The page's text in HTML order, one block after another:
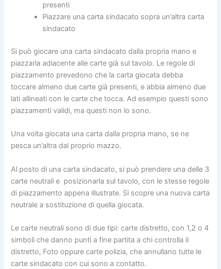
presenti
Piazzare una carta sindacato sopra un’altra carta
sindacato
Si può giocare una carta sindacato dalla propria mano e
piazzarla adiacente alle carte già sul tavolo. Le regole di
piazzamento prevedono che la carta giocata debba
toccare almeno due carte già presenti, e abbia almeno due
lati allineati con le carte che tocca. Ad esempio questi sono
piazzamenti validi, ma questi non lo sono.
Una volta giocata una carta dalla propria mano, se ne
pesca un’altra dal proprio mazzo.
Al posto di una carta sindacato, si può prendere una delle 3
carte neutrali e posizionarla sul tavolo, con le stesse regole
di piazzamento appena illustrate. Si scopre una nuova carta
neutrale a sostituzione di quella giocata.
Le carte neutrali sono di due tipi: carte distretto, con 1,2 o 4
simboli che danno punti a fine partita a chi controlla il
distretto, Foto oppure carte polizia, che annullano tutte le
carte sindacato con cui sono a contatto.